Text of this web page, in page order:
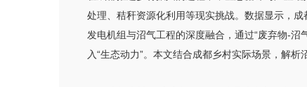
处理、秸秆资源化利用等现实挑战。数据显示，
发电机组与沼气工程的深度融合，通过“废弃物-
入“生态动力”。本文结合成都乡村实际场景，解